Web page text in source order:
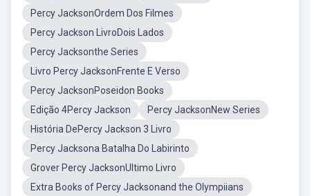
Percy JacksonOrdem Dos Filmes
Percy Jackson LivroDois Lados
Percy Jacksonthe Series
Livro Percy JacksonFrente E Verso
Percy JacksonPoseidon Books
Edição 4Percy Jackson
Percy JacksonNew Series
História DePercy Jackson 3 Livro
Percy Jacksona Batalha Do Labirinto
Grover Percy JacksonUltimo Livro
Extra Books of Percy Jacksonand the Olympiians